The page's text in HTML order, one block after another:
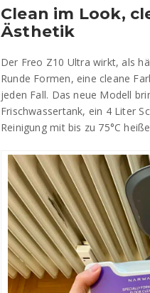
Clean im Look,
Ästhetik
Der Freo Z10 Ultra wirkt, als
Runde Formen, eine cleane
jeden Fall. Das neue Modell
Frischwassertank, ein 4 Liter
Reinigung mit bis zu 75°C